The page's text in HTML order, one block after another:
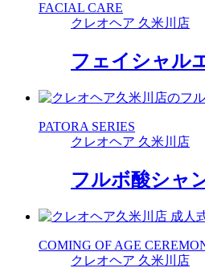
FACIAL CARE
クレオヘア 久米川店
フェイシャル
PATORA SERIES
クレオヘア 久米川店
フルボ酸シャ
COMING OF AGE
クレオヘア 久米川店